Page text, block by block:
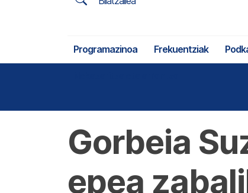
Programazinoa Frekuentziak
Gorbeia
epea